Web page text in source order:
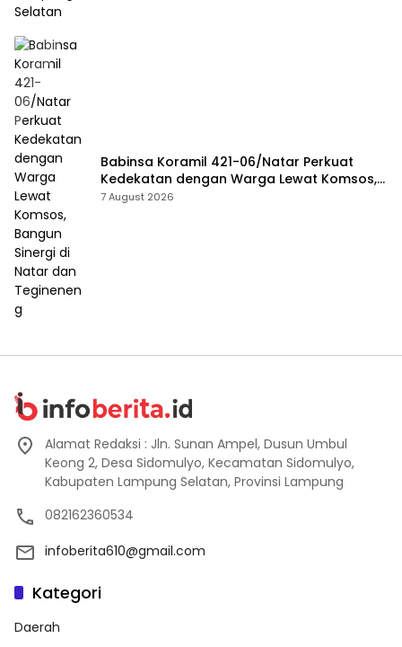
Babinsa Koramil 421-06/Natar Perkuat
Kedekatan dengan Warga Lewat Komsos,
Bangun Sinergi di Natar dan Tegineneng
7 August 2026
Alamat Redaksi : Jln. Sunan Ampel, Dusun Umbul
Keong 2, Desa Sidomulyo, Kecamatan Sidomulyo,
Kabupaten Lampung Selatan, Provinsi Lampung
082162360534
infoberita610@gmail.com
Kategori
Daerah